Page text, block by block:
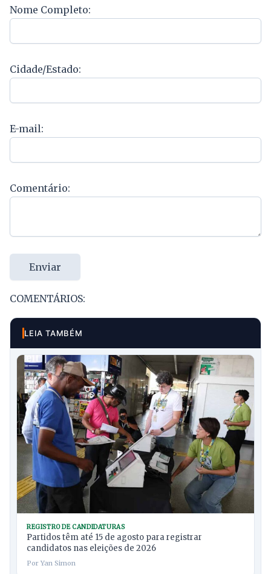
Nome Completo:
Cidade/Estado:
E-mail:
Comentário:
Enviar
COMENTÁRIOS:
LEIA TAMBÉM
REGISTRO DE CANDIDATURAS
Partidos têm até 15 de agosto para registrar
candidatos nas eleições de 2026
Por Yan Simon